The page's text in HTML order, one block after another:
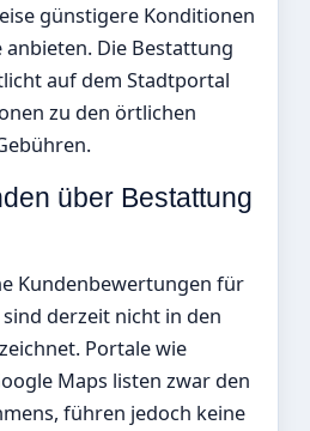
günstigere Konditionen
Die Bestattung
auf dem Stadtportal
zu den örtlichen
über Bestattung
Kundenbewertungen für
derzeit nicht in den
Portale wie
Maps listen zwar den
führen jedoch keine